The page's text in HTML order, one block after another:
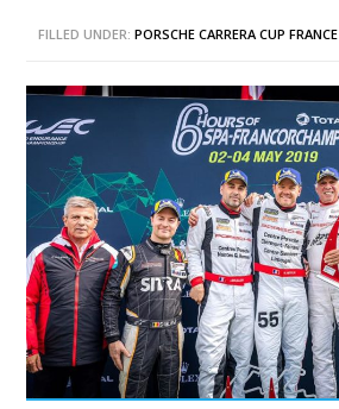
FILLED UNDER:PORSCHE CARRERA CUP FRANCE